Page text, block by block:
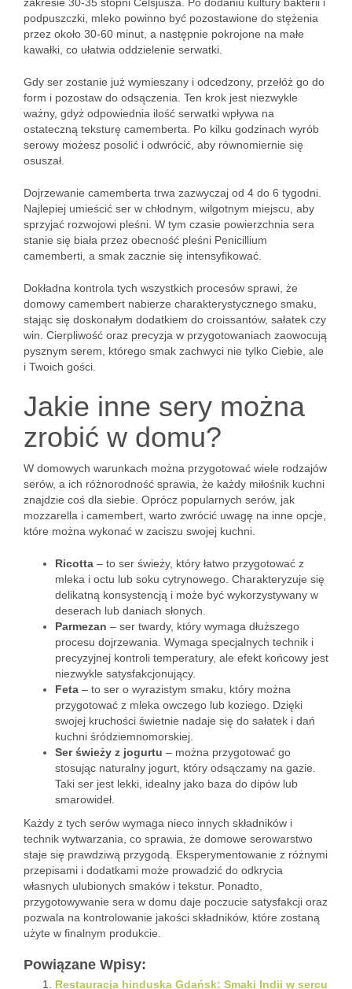
podpuszczki, mleko powinno być pozostawione do stężenia
przez około 30-60 minut, a następnie pokrojone na małe
kawałki, co ułatwia oddzielenie serwatki.
Gdy ser zostanie już wymieszany i odcedzony, przełóż go do
form i pozostaw do odsączenia. Ten krok jest niezwykle
ważny, gdyż odpowiednia ilość serwatki wpływa na
ostateczną teksturę camemberta. Po kilku godzinach wyrób
serowy możesz posolić i odwrócić, aby równomiernie się
osuszał.
Dojrzewanie camemberta trwa zazwyczaj od 4 do 6 tygodni.
Najlepiej umieścić ser w chłodnym, wilgotnym miejscu, aby
sprzyjać rozwojowi pleśni. W tym czasie powierzchnia sera
stanie się biała przez obecność pleśni Penicillium
camemberti, a smak zacznie się intensyfikować.
Dokładna kontrola tych wszystkich procesów sprawi, że
domowy camembert nabierze charakterystycznego smaku,
stając się doskonałym dodatkiem do croissantów, sałatek czy
win. Cierpliwość oraz precyzja w przygotowaniach zaowocują
pysznym serem, którego smak zachwyci nie tylko Ciebie, ale
i Twoich gości.
Jakie inne sery można
zrobić w domu?
W domowych warunkach można przygotować wiele rodzajów
serów, a ich różnorodność sprawia, że każdy miłośnik kuchni
znajdzie coś dla siebie. Oprócz popularnych serów, jak
mozzarella i camembert, warto zwrócić uwagę na inne opcje,
które można wykonać w zaciszu swojej kuchni.
Ricotta – to ser świeży, który łatwo przygotować z
mleka i octu lub soku cytrynowego. Charakteryzuje się
delikatną konsystencją i może być wykorzystywany w
deserach lub daniach słonych.
Parmezan – ser twardy, który wymaga dłuższego
procesu dojrzewania. Wymaga specjalnych technik i
precyzyjnej kontroli temperatury, ale efekt końcowy jest
niezwykle satysfakcjonujący.
Feta – to ser o wyrazistym smaku, który można
przygotować z mleka owczego lub koziego. Dzięki
swojej kruchości świetnie nadaje się do sałatek i dań
kuchni śródziemnomorskiej.
Ser świeży z jogurtu – można przygotować go
stosując naturalny jogurt, który odsączamy na gazie.
Taki ser jest lekki, idealny jako baza do dipów lub
smarowideł.
Każdy z tych serów wymaga nieco innych składników i
technik wytwarzania, co sprawia, że domowe serowarstwo
staje się prawdziwą przygodą. Eksperymentowanie z różnymi
przepisami i dodatkami może prowadzić do odkrycia
własnych ulubionych smaków i tekstur. Ponadto,
przygotowywanie sera w domu daje poczucie satysfakcji oraz
pozwala na kontrolowanie jakości składników, które zostaną
użyte w finalnym produkcie.
Powiązane Wpisy:
Restauracja hinduska Gdańsk: Smaki Indii w sercu